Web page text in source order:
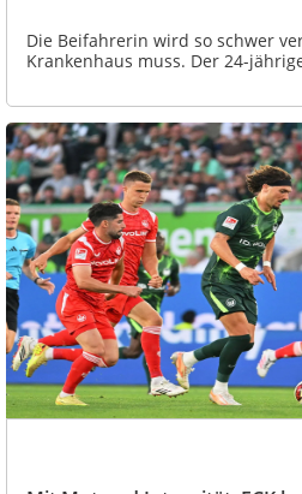
Die Beifahrerin wird so schwer
Krankenhaus muss. Der 24-